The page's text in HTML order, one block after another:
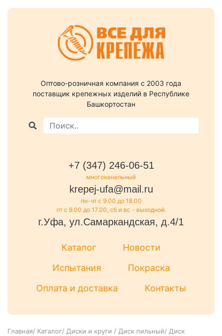
Оптово-розничная компания c 2003 года
поставщик крепежных изделий в Республике
Башкортостан
+7 (347) 246-06-51
многоканальный
krepej-ufa@mail.ru
пн-чт с 9.00 до 18.00
пт с 9.00 до 17.00, сб и вс - выходной.
г.Уфа, ул.Самаркандская, д.4/1
Каталог
Новости
Испытания
Покраска
Оплата и доставка
Контакты
Главная/ Каталог/ Диски и круги / Диск пильный/ Диск